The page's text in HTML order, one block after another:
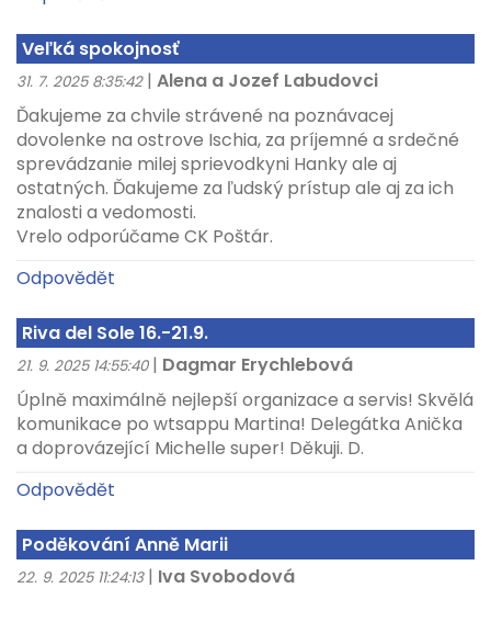
Veľká spokojnosť
31. 7. 2025 8:35:42 | Alena a Jozef Labudovci
Ďakujeme za chvile strávené na poznávacej
dovolenke na ostrove Ischia, za príjemné a srdečné
sprevádzanie milej sprievodkyni Hanky ale aj
ostatných. Ďakujeme za ľudský prístup ale aj za ich
znalosti a vedomosti.
Vrelo odporúčame CK Poštár.
Odpovědět
Riva del Sole 16.-21.9.
21. 9. 2025 14:55:40 | Dagmar Erychlebová
Úplně maximálně nejlepší organizace a servis! Skvělá
komunikace po wtsappu Martina! Delegátka Anička
a doprovázející Michelle super! Děkuji. D.
Odpovědět
Poděkování Anně Marii
22. 9. 2025 11:24:13 | Iva Svobodová